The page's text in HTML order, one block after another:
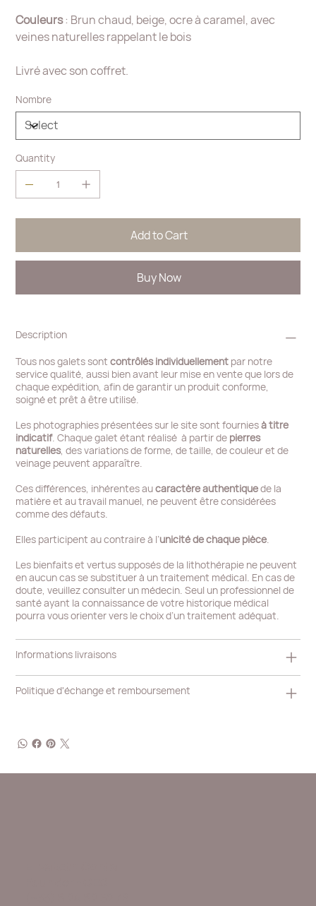
Couleurs: Brun chaud, beige, ocre à caramel, avec
veines naturelles rappelant le bois
Livré avec son coffret.
Nombre
Quantity
Add to Cart
Buy Now
Description
Tous nos galets sontcontrôlés individuellement par notre
service qualité, aussi bien avant leur mise en vente que lors de
chaque expédition, afin de garantir un produit conforme,
soigné et prêt à être utilisé.
Les photographies présentées sur le site sont fourniesà titre
indicatif. Chaque galet étant réalisé à partir de pierres
naturelles, des variations de forme, de taille, de couleur et de
veinage peuvent apparaître.
Ces différences, inhérentes aucaractère authentiquede la
matière et au travail manuel, ne peuvent être considérées
comme des défauts.
Elles participent au contraire à l’unicité de chaque pièce
Les bienfaits et vertus supposés de la lithothérapie ne peuvent
en aucun cas se substituer à un traitement médical. En cas de
doute, veuillez consulter un médecin. Seul un professionnel de
santé ayant la connaissance de votre historique médical
pourra vous orienter vers le choix d’un traitement adéquat.
Informations livraisons
Politique d'échange et remboursement